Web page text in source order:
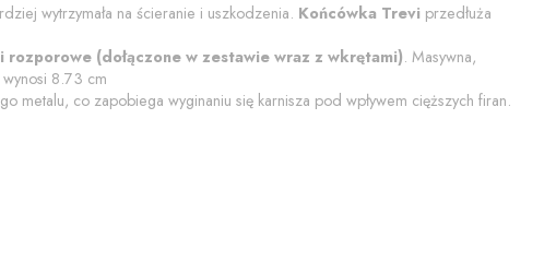
wytrzymała na ścieranie i uszkodzenia. Końcówka Trevi przedłuża
rozporowe (dołączone w zestawie wraz z wkrętami). Masywna,
8.73 cm
metalu, co zapobiega wyginaniu się karnisza pod wpływem cięższych firan.